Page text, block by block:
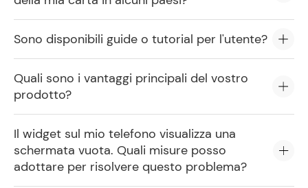
Sono disponibili guide o tutorial per l'utente?
Quali sono i vantaggi principali del vostro
prodotto?
Il widget sul mio telefono visualizza una
schermata vuota. Quali misure posso
adottare per risolvere questo problema?